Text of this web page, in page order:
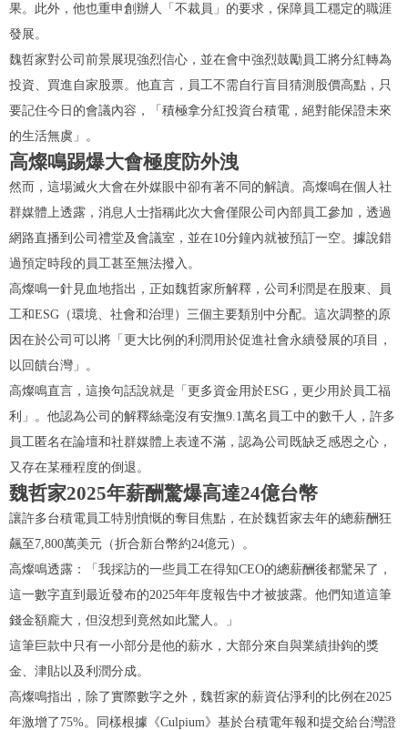
果。此外，他也重申創辦人「不裁員」的要求，保障員工穩定的職涯
發展。
魏哲家對公司前景展現強烈信心，並在會中強烈鼓勵員工將分紅轉為
投資、買進自家股票。他直言，員工不需自行盲目猜測股價高點，只
要記住今日的會議內容，「積極拿分紅投資台積電，絕對能保證未來
的生活無虞」。
高燦鳴踢爆大會極度防外洩
然而，這場滅火大會在外媒眼中卻有著不同的解讀。高燦鳴在個人社
群媒體上透露，消息人士指稱此次大會僅限公司內部員工參加，透過
網路直播到公司禮堂及會議室，並在10分鐘內就被預訂一空。據說錯
過預定時段的員工甚至無法撥入。
高燦鳴一針見血地指出，正如魏哲家所解釋，公司利潤是在股東、員
工和ESG（環境、社會和治理）三個主要類別中分配。這次調整的原
因在於公司可以將「更大比例的利潤用於促進社會永續發展的項目，
以回饋台灣」。
高燦鳴直言，這換句話說就是「更多資金用於ESG，更少用於員工福
利」。他認為公司的解釋絲毫沒有安撫9.1萬名員工中的數千人，許多
員工匿名在論壇和社群媒體上表達不滿，認為公司既缺乏感恩之心，
又存在某種程度的倒退。
魏哲家2025年薪酬驚爆高達24億台幣
讓許多台積電員工特別憤慨的奪目焦點，在於魏哲家去年的總薪酬狂
飆至7,800萬美元（折合新台幣約24億元）。
高燦鳴透露：「我採訪的一些員工在得知CEO的總薪酬後都驚呆了，
這一數字直到最近發布的2025年年度報告中才被披露。他們知道這筆
錢金額龐大，但沒想到竟然如此驚人。」
這筆巨款中只有一小部分是他的薪水，大部分來自與業績掛鉤的獎
金、津貼以及利潤分成。
高燦鳴指出，除了實際數字之外，魏哲家的薪資佔淨利的比例在2025
年激增了75%。同樣根據《Culpium》基於台積電年報和提交給台灣證